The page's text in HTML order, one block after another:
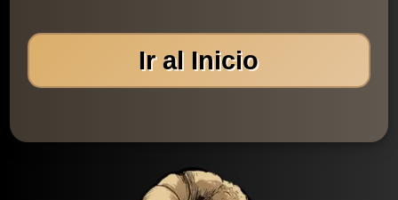
Ir al Inicio